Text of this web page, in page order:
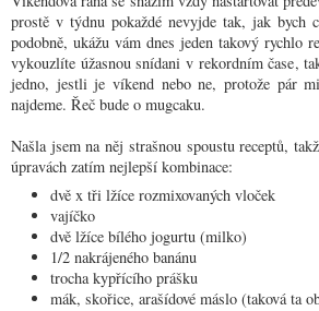
prostě v týdnu pokaždé nevyjde tak, jak bych
podobně, ukážu vám dnes jeden takový rychlo
vykouzlíte úžasnou snídani v rekordním čase,
jedno, jestli je víkend nebo ne, protože pár
najdeme. Řeč bude o mugcaku.
Našla jsem na něj strašnou spoustu receptů,
úpravách zatím nejlepší kombinace:
dvě x tři lžíce rozmixovaných vloček
vajíčko
dvě lžíce bílého jogurtu (milko)
1/2 nakrájeného banánu
trocha kypřícího prášku
mák, skořice, arašídové máslo (taková ta